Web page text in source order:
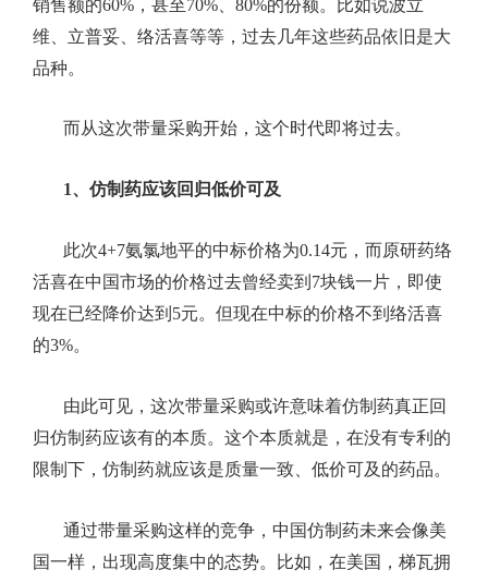
销售额的60% ，甚至70% 80%的份额。比如说波立
维、立普妥、络活喜等等，过去几年这些药品依旧是大
品种。
而从这次带量采购开始，这个时代即将过去。
1、 仿制药应该回归低价可及
此次4+7氨氯地平的中标价格为0.14元，而原研药络
活喜在中国市场的价格过去曾经卖到 7块钱一片，即使
现在已经降价达到 5元。但现在中标的价格不到络活喜
的3%。
由此可见，这次带量采购或许意味着仿制药真正回
归仿制药应该有的本质。这个本质就是，在没有专利的
限制下，仿制药就应该是质量一致、低价可及的药品。
通过带量采购这样的竞争，中国仿制药未来会像美
国一样，出现高度集中的态势。比如，在美国，梯瓦拥